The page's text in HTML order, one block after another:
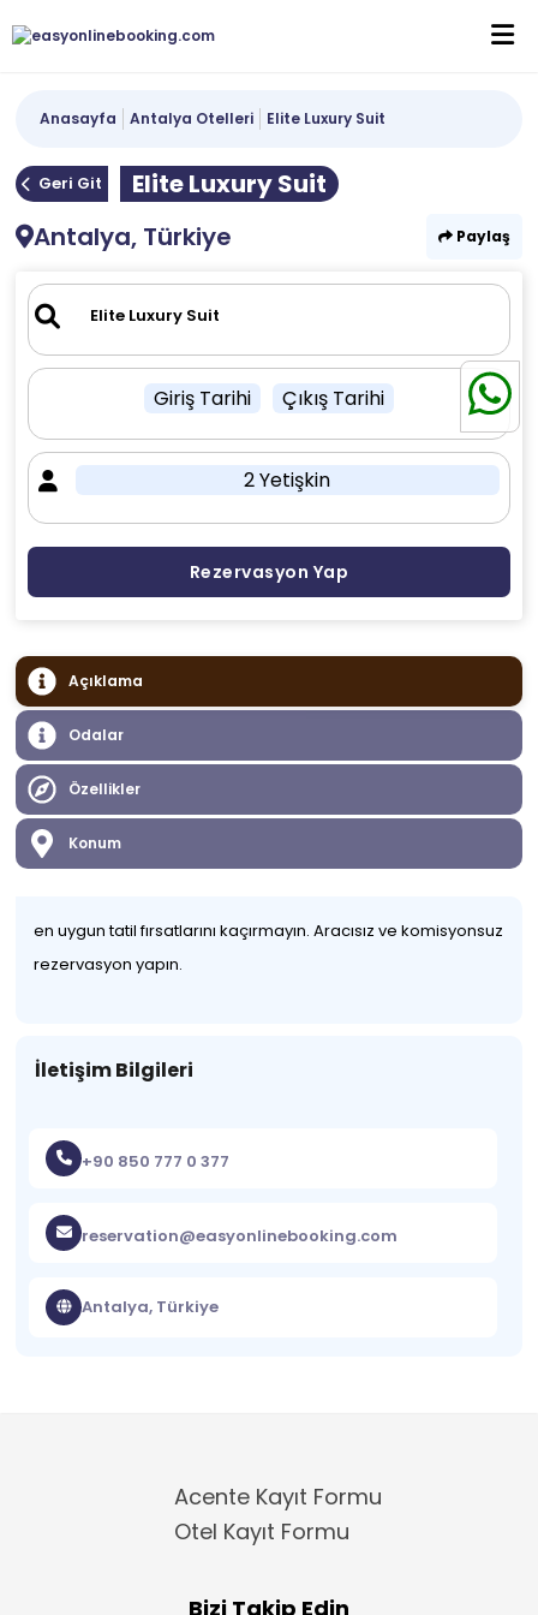
Anasayfa Antalya Otelleri Elite Luxury Suit
Geri Git
Elite Luxury Suit
Antalya, Türkiye
Paylaş
Giriş Tarihi Çıkış Tarihi
2 Yetişkin
Rezervasyon Yap
Açıklama
Odalar
Özellikler
Konum
en uygun tatil fırsatlarını kaçırmayın. Aracısız ve komisyonsuz
rezervasyon yapın.
İletişim Bilgileri
+90 850 777 0 377
reservation@easyonlinebooking.com
Antalya, Türkiye
Acente Kayıt Formu
Otel Kayıt Formu
Bizi Takip Edin